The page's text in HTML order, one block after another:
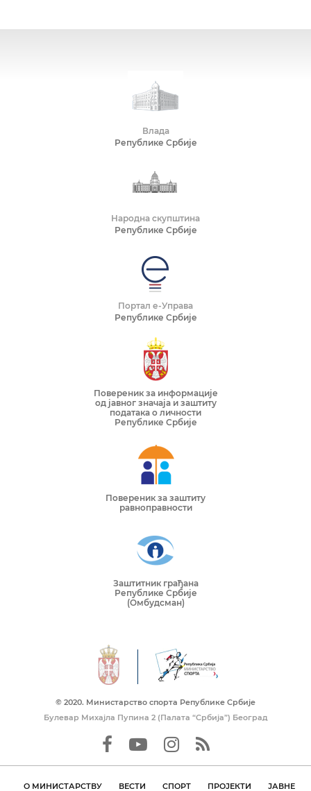
Влада
Републике Србије
Народна скупштина
Републике Србије
Портал е-Управа
Републике Србије
Повереник за информације
од јавног значаја и заштиту
података о личности
Републике Србије
Повереник за заштиту
равноправности
Заштитник грађана
Републике Србије
(Омбудсман)
© 2020. Mинистарство спорта Републике Србије
Булевар Михајла Пупина 2 (Палата “Србија”) Београд
О МИНИСТАРСТВУ ВЕСТИ СПОРТ ПРОЈЕКТИ ЈАВНЕ